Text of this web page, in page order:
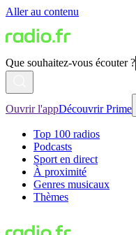
Aller au contenu
Que souhaitez-vous écouter ?
Ouvrir l'appDécouvrir Prime
Top 100 radios
Podcasts
Sport en direct
À proximité
Genres musicaux
Thèmes